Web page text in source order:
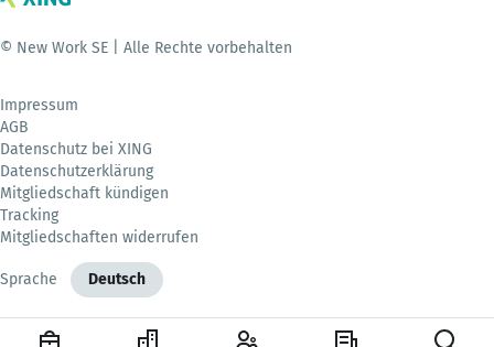
© New Work SE | Alle Rechte vorbehalten
Impressum
AGB
Datenschutz bei XING
Datenschutzerklärung
Mitgliedschaft kündigen
Tracking
Mitgliedschaften widerrufen
Sprache Deutsch